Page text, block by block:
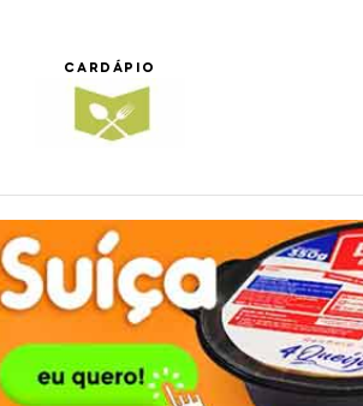
CARDÁPIO